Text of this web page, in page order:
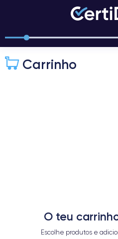
Carrinho
O teu
Escolhe produtos e